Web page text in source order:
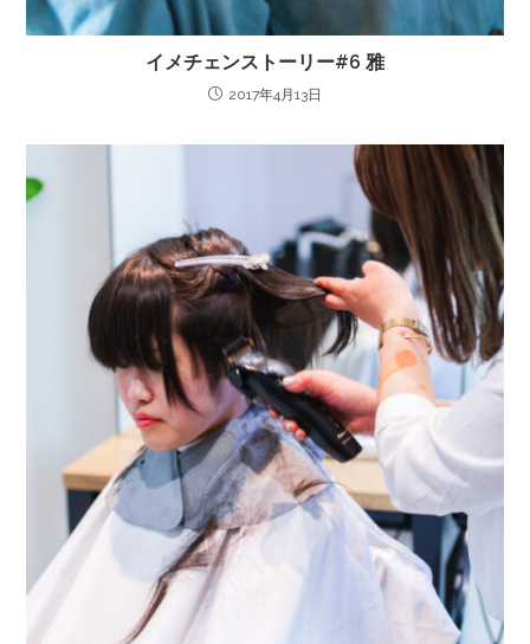
イメチェンストーリー#6 雅
2017年4月13日